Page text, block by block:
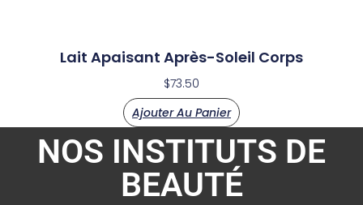
Lait Apaisant Après-Soleil Corps
$73.50
Ajouter Au Panier
NOS INSTITUTS DE
BEAUTÉ